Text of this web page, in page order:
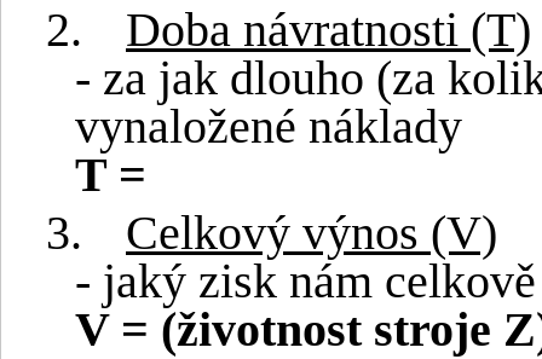
2.
Doba návratnosti (T)
- za jak dlouho (za
vynaložené náklady
T =
3.
Celkový výnos (V)
- jaký zisk nám
V = (životnost stroje